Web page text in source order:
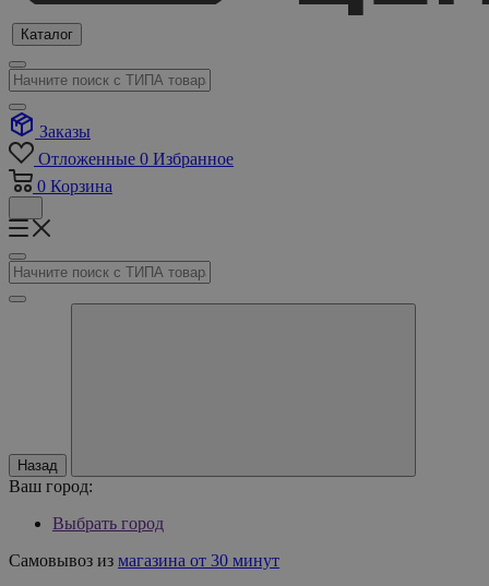
Каталог
Заказы
Отложенные 0 Избранное
0 Корзина
Назад
Ваш город:
Выбрать город
Самовывоз из магазина от 30 минут